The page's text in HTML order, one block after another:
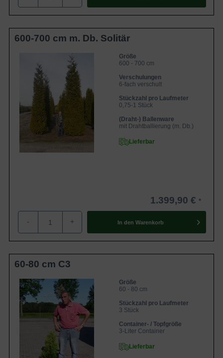
600-700 cm m. Db. Solitär
Größe
600 - 700 cm
Verschulungen
6-fach verschult
Stückzahl pro Laufmeter
0,75-1 Stück
(Draht-) Ballenware
mit Drahtballierung (m. Db.)
Lieferbar
1.399,90 €
- + In den Warenkorb
60-80 cm C3
Größe
60 - 80 cm
Stückzahl pro Laufmeter
3 Stück
Container- / Topfgröße
3-Liter Container
Lieferbar